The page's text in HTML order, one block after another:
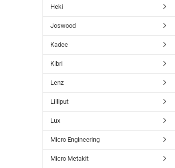
Heki
Joswood
Kadee
Kibri
Lenz
Lilliput
Lux
Micro Engineering
Micro Metakit